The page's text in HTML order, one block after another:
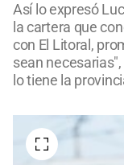
Así lo expresó
la cartera que
con El Litoral,
sean
lo tiene la